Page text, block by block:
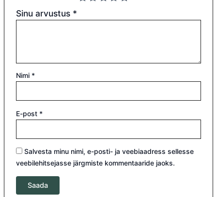
Sinu arvustus *
Nimi *
E-post *
Salvesta minu nimi, e-posti- ja veebiaadress sellesse
veebilehitsejasse järgmiste kommentaaride jaoks.